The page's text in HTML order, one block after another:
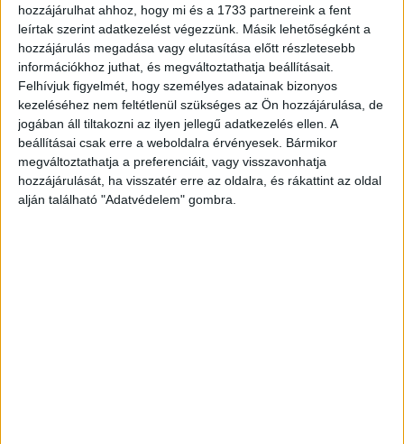
hozzájárulhat ahhoz, hogy mi és a 1733 partnereink a fent
leírtak szerint adatkezelést végezzünk. Másik lehetőségként a
hozzájárulás megadása vagy elutasítása előtt részletesebb
információkhoz juthat, és megváltoztathatja beállításait.
Felhívjuk figyelmét, hogy személyes adatainak bizonyos
kezeléséhez nem feltétlenül szükséges az Ön hozzájárulása, de
jogában áll tiltakozni az ilyen jellegű adatkezelés ellen. A
beállításai csak erre a weboldalra érvényesek. Bármikor
megváltoztathatja a preferenciáit, vagy visszavonhatja
hozzájárulását, ha visszatér erre az oldalra, és rákattint az oldal
alján található "Adatvédelem" gombra.
rendezni a dolgot… és képzeld, belement!
A srác elnémul, majd nagy nehezen összeszedi
magát:
– Hát… izé… megértem, bébi. És akkor most… mi
a probléma?
A lány sóhajt egy nagyot: